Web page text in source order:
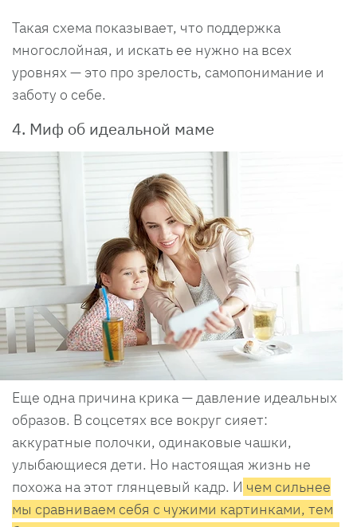
Такая схема показывает, что поддержка
многослойная, и искать ее нужно на всех
уровнях — это про зрелость, самопонимание и
заботу о себе.
4. Миф об идеальной маме
Еще одна причина крика — давление идеальных
образов. В соцсетях все вокруг сияет:
аккуратные полочки, одинаковые чашки,
улыбающиеся дети. Но настоящая жизнь не
похожа на этот глянцевый кадр. И чем сильнее
мы сравниваем себя с чужими картинками, тем